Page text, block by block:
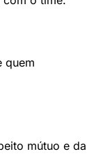
quem
mútuo e da